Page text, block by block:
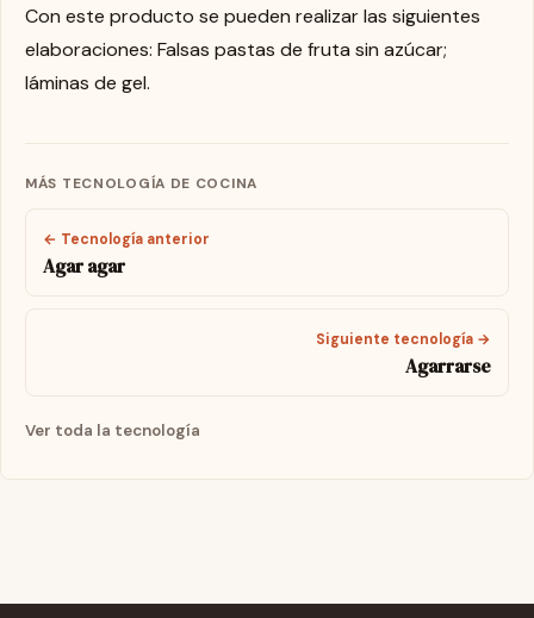
Con este producto se pueden realizar las siguientes
elaboraciones: Falsas pastas de fruta sin azúcar;
láminas de gel.
MÁS TECNOLOGÍA DE COCINA
← Tecnología anterior
Agar agar
Siguiente tecnología →
Agarrarse
Ver toda la tecnología